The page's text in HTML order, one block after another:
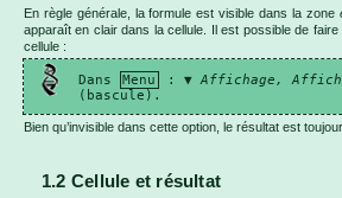
En règle générale, la formule est visible dans la zone
apparaît en clair dans la cellule. Il est possible de
cellule :
Dans Menu : ▼Affichage,
(bascule).
Bien qu’invisible dans cette option, le résultat est
1.2 Cellule et résultat